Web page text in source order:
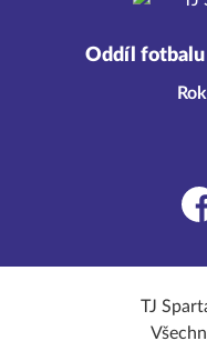
Oddíl fotbalu
TJ